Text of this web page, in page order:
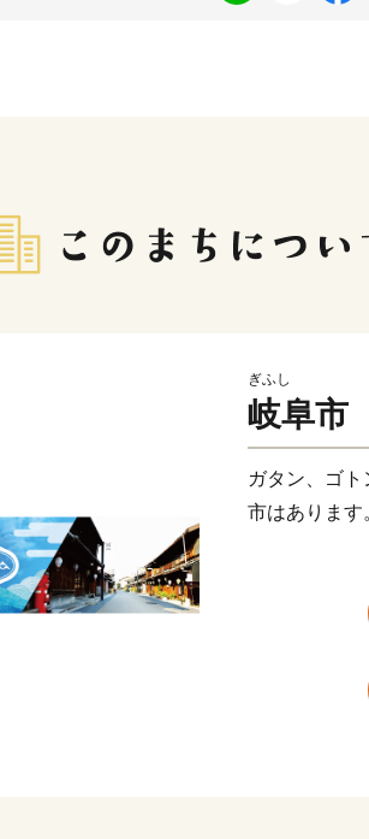
ぎふし
岐阜市
ガタン、ゴ
市はあります
岐阜県の県
玄関口であ
昭和の面影
1,300年以上
そして、岐
田信長公・